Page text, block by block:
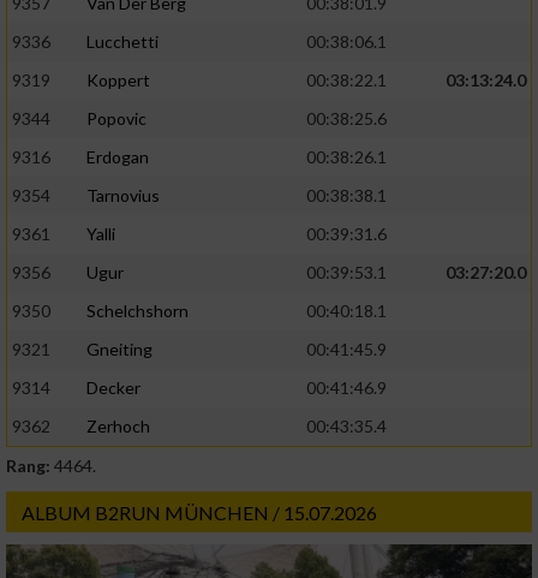
9336
Lucchetti
00:38:06.1
9319
Koppert 00:38:22.1
03:13:24.0
9344
Popovic
00:38:25.6
9316
Erdogan
00:38:26.1
9354
Tarnovius
00:38:38.1
9361
Yalli
00:39:31.6
9356
Ugur 00:39:53.1
03:27:20.0
9350
Schelchshorn
00:40:18.1
9321
Gneiting
00:41:45.9
9314
Decker
00:41:46.9
9362
Zerhoch
00:43:35.4
Rang: 4464.
ALBUM B2RUN MÜNCHEN / 15.07.2026